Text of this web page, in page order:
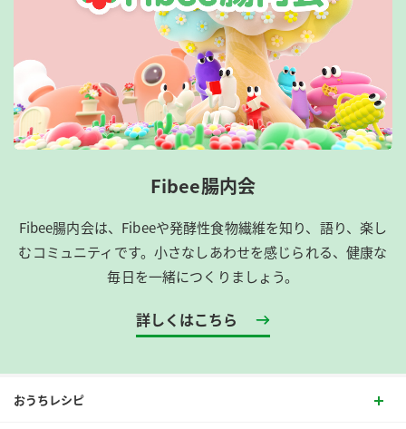
Fibee腸内会
Fibee腸内会は、​Fibeeや発酵性食物繊維を知り、語り、楽し
むコミュニティです。​小さなしあわせを感じられる、健康な
毎日を一緒につくりましょう。
詳しくはこちら
おうちレシピ